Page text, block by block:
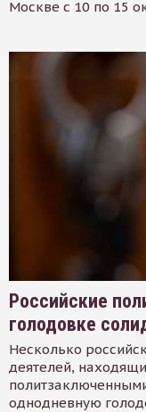
Москве с 10 по 15
Российские
голодовке
Несколько
деятелей,
однодневную